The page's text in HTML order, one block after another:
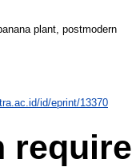
plant, postmodern
id/eprint/13370